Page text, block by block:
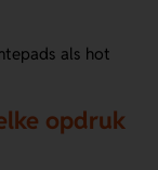
als hot
opdruk